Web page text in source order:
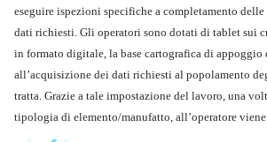
eseguire ispezioni specifiche a completamento
dati richiesti. Gli operatori sono dotati di tablet sui
in formato digitale, la base cartografica di
all’acquisizione dei dati richiesti al popolamento
tratta. Grazie a tale impostazione del lavoro, una
tipologia di elemento/manufatto, all’operatore